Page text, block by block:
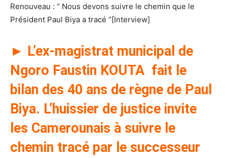
Renouveau : “ Nous devons suivre le chemin que le
Président Paul Biya a tracé “[Interview]
► L’ex-magistrat municipal de
Ngoro Faustin KOUTA fait le
bilan des 40 ans de règne de Paul
Biya. L’huissier de justice invite
les Camerounais à suivre le
chemin tracé par le successeur